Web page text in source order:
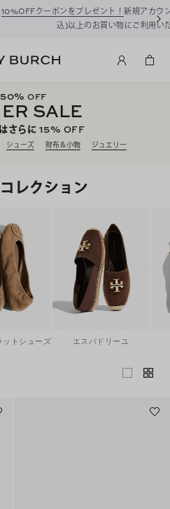
新規アカウント登録*で、20,000円(税
にご利用いただけます。
50% OFF
SALE
さらに 15% OFF
シューズ 財布＆小物 ジュエリー
レクション
ットシューズ エスパドリーユ